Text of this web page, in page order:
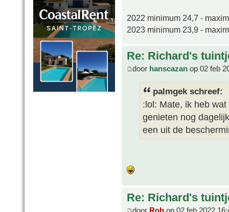
2022 minimum 24,7 -
2023 minimum 23,9 -
Re: Richard's
door hanscazan op 02 feb
palmgek schreef:
:lol: Mate, ik heb
genieten nog
een uit de
Re: Richard's